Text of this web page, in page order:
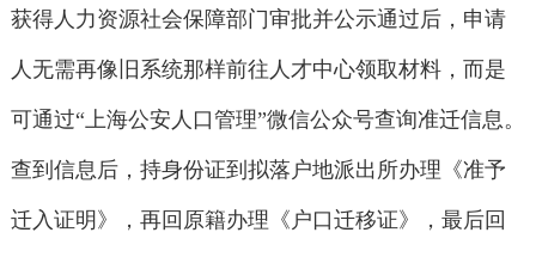
获得人力资源社会保障部门审批并公示通过后，申请
人无需再像旧系统那样前往人才中心领取材料，而是
可通过“上海公安人口管理”微信公众号查询准迁信息。
查到信息后，持身份证到拟落户地派出所办理《准予
迁入证明》，再回原籍办理《户口迁移证》，最后回